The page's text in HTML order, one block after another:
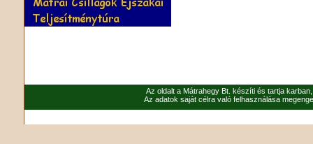
Az oldalt a Mátrahegy Bt. készíti és tartja
Az adatok saját célra való felhasználása